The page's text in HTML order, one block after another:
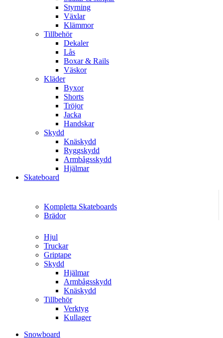
Styrning
Växlar
Klämmor
Tillbehör
Dekaler
Lås
Boxar & Rails
Väskor
Kläder
Byxor
Shorts
Tröjor
Jacka
Handskar
Skydd
Knäskydd
Ryggskydd
Armbågsskydd
Hjälmar
Skateboard
Kompletta Skateboards
Brädor
Hjul
Truckar
Griptape
Skydd
Hjälmar
Armbågsskydd
Knäskydd
Tillbehör
Verktyg
Kullager
Snowboard